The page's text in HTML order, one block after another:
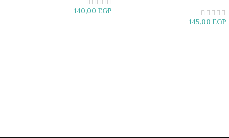
145,00 EGP
140,00 EGP